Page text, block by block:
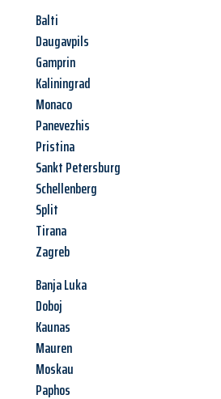
Balti
Daugavpils
Gamprin
Kaliningrad
Monaco
Panevezhis
Pristina
Sankt Petersburg
Schellenberg
Split
Tirana
Zagreb
Banja Luka
Doboj
Kaunas
Mauren
Moskau
Paphos